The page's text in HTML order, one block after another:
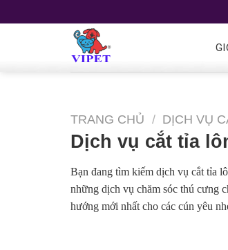
TRANG CHỦ / DỊCH VỤ
Dịch vụ cắt tỉa
Bạn đang tìm kiếm dịch vụ cắt tỉa
những dịch vụ chăm sóc thú cưng
hướng mới nhất cho các cún yêu